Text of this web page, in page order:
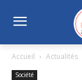
Accueil Actualités
Société